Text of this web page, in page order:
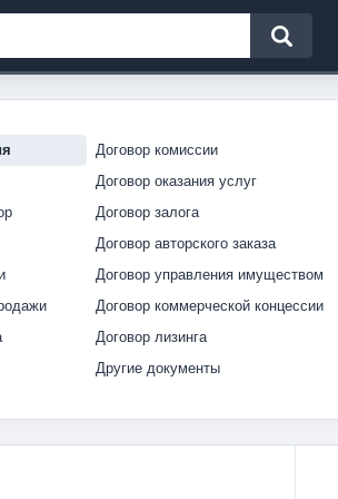
Договор комиссии
Договор оказания услуг
Договор залога
Договор авторского заказа
Договор управления имуществом
Договор коммерческой концессии
Договор лизинга
Другие документы